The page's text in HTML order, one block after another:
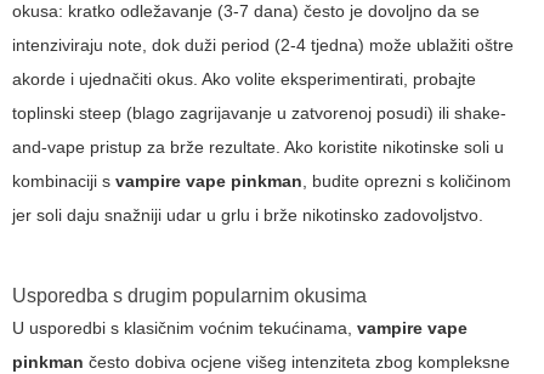
okusa: kratko odležavanje (3-7 dana) često je dovoljno da se
intenziviraju note, dok duži period (2-4 tjedna) može ublažiti oštre
akorde i ujednačiti okus. Ako volite eksperimentirati, probajte
toplinski steep (blago zagrijavanje u zatvorenoj posudi) ili shake-
and-vape pristup za brže rezultate. Ako koristite nikotinske soli u
kombinaciji s vampire vape pinkman, budite oprezni s količinom
jer soli daju snažniji udar u grlu i brže nikotinsko zadovoljstvo.
Usporedba s drugim popularnim okusima
U usporedbi s klasičnim voćnim tekućinama, vampire vape
pinkman često dobiva ocjene višeg intenziteta zbog kompleksne